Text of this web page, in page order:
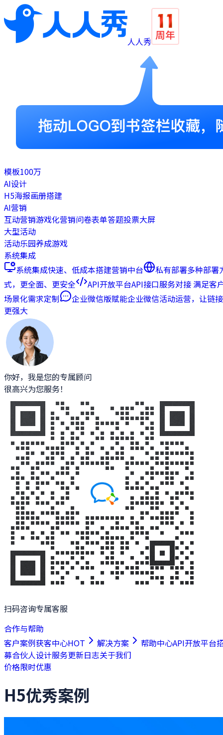
人人秀
模板100万
AI设计
H5海报画册搭建
AI营销
互动营销游戏化营销问卷表单答题投票大屏
大型活动
活动乐园养成游戏
系统集成
系统集成快速、低成本搭建营销中台 私有部署多种部署
式，更全面、更安全
API开放平台API接口服务对接 满足客
场景化需求定制
企业微信版赋能企业微信活动运营，让链接
更强大
你好，我是您的专属顾问
很高兴为您服务！
扫码咨询专属客服
合作与帮助
客户案例获客中心HOT 解决方案 帮助中心API开放平台
募合伙人设计服务更新日志关于我们
价格限时优惠
H5优秀案例